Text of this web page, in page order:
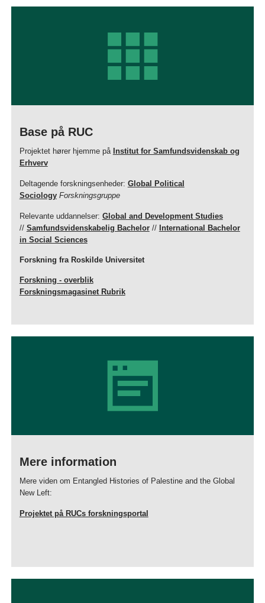
Base på RUC
Projektet hører hjemme på Institut for Samfundsvidenskab og
Erhverv
Deltagende forskningsenheder: Global Political
Sociology Forskningsgruppe
Relevante uddannelser: Global and Development Studies
// Samfundsvidenskabelig Bachelor// International Bachelor
in Social Sciences
Forskning fra Roskilde Universitet
Forskning - overblik
Forskningsmagasinet Rubrik
Mere information
Mere viden om Entangled Histories of Palestine and the Global
New Left:
Projektet på RUCs forskningsportal